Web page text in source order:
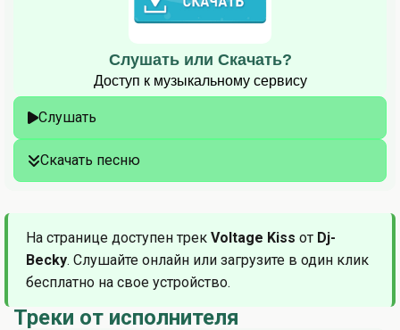
Слушать или Скачать?
Доступ к музыкальному сервису
Слушать
Скачать песню
На странице доступен трек Voltage Kiss от Dj-
Becky. Слушайте онлайн или загрузите в один клик
бесплатно на свое устройство.
Треки от исполнителя